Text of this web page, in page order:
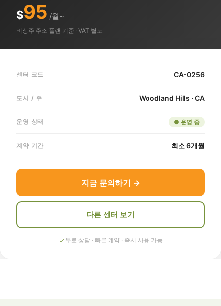
$95 /월~
비상주 주소 플랜 기준 · VAT 별도
센터 코드 CA-0256
도시 / 주 Woodland Hills · CA
운영 상태 ● 운영 중
계약 기간 최소 6개월
지금 문의하기 →
다른 센터 보기
무료 상담 · 빠른 계약 · 즉시 사용 가능